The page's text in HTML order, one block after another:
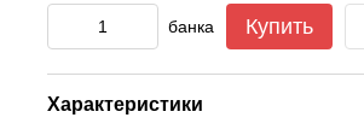
банка Купить
Характеристики